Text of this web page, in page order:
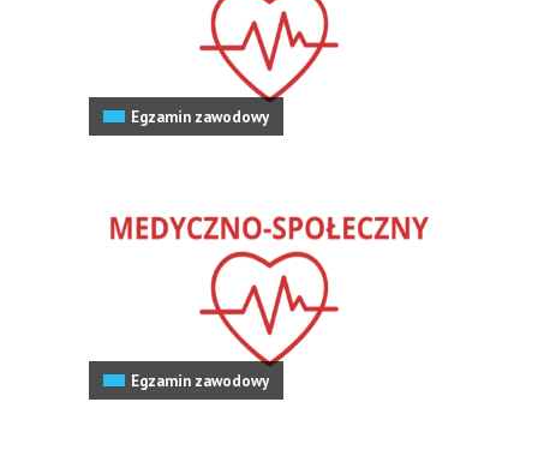
Egzamin zawodowy
Egzamin zawodowy